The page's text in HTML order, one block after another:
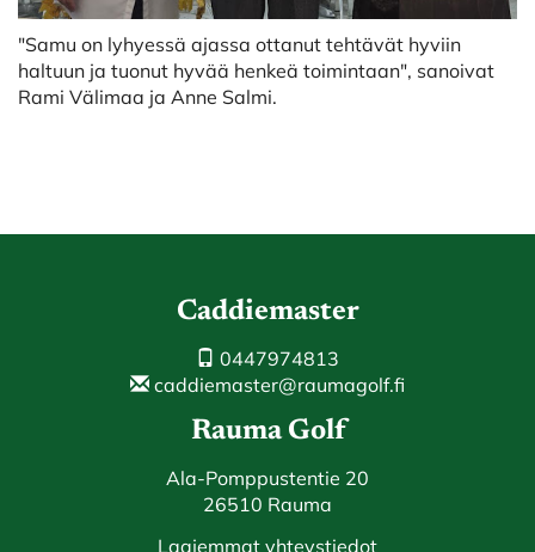
"Samu on lyhyessä ajassa ottanut tehtävät hyviin
haltuun ja tuonut hyvää henkeä toimintaan", sanoivat
Rami Välimaa ja Anne Salmi.
Caddiemaster
0447974813
caddiemaster@raumagolf.fi
Rauma Golf
Ala-Pomppustentie 20
26510 Rauma
Laajemmat yhteystiedot